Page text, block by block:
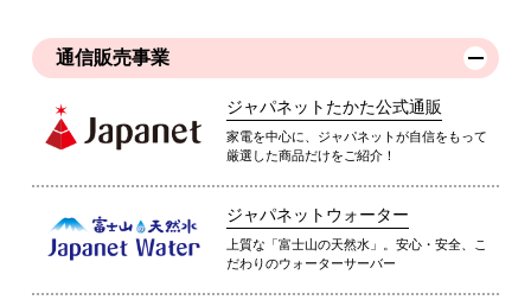
通信販売事業
ジャパネットたかた公式通販
家電を中心に、ジャパネットが自信をもって
厳選した商品だけをご紹介！
ジャパネットウォーター
上質な「富士山の天然水」。安心・安全、こ
だわりのウォーターサーバー